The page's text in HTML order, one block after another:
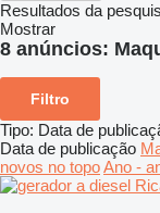
Resultados da
Mostrar
8 anúncios:
Filtro
Tipo: Data de
Data de publicação
novos no topoAno -